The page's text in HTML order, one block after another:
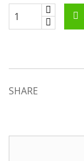
SHARE